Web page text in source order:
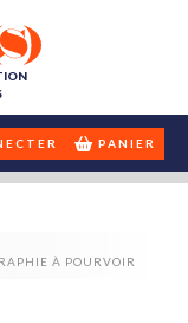
PANIER
À POURVOIR